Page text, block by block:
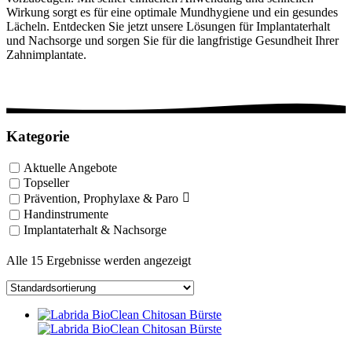
Wirkung sorgt es für eine optimale Mundhygiene und ein gesundes
Lächeln. Entdecken Sie jetzt unsere Lösungen für Implantaterhalt
und Nachsorge und sorgen Sie für die langfristige Gesundheit Ihrer
Zahnimplantate.
Kategorie
Aktuelle Angebote
Topseller
Prävention, Prophylaxe & Paro
Handinstrumente
Implantaterhalt & Nachsorge
Alle 15 Ergebnisse werden angezeigt